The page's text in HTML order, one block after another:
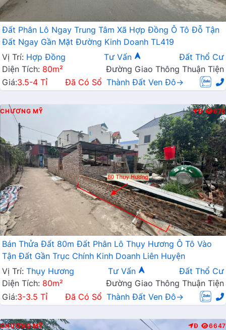
Đất Phân Lô Ngay Trung Tâm Xã Hợp Đồng Ô Tô Đỗ Tận
Đất Ngay Gần Mặt Đường Kinh Doanh TL419
Vị Trí: Hợp Đồng Tư Vấn
Đất Thổ Cư
Diện Tích: 80m²
Đường Giao Thông Thuận Tiện
Giá:3.5-4 Tỉ Đã Có Sổ Thành Đất Ven Đô→
CHƯƠNG MỸ Đ 676
Bán Thửa Đất 80m Đất Phân Lô Thụy Hương Ô Tô Vào
Tận Đất Gần Trục Chính Kinh Doanh Liên Huyện
Vị Trí: Thụy Hương Tư Vấn
Đất Thổ Cư
Diện Tích: 80m²
Đường Giao Thông Thuận Tiện
Giá:3-3.5 Tỉ Đã Có Sổ Thành Đất Ven Đô→
CHƯƠNG MỸ Đ 6647